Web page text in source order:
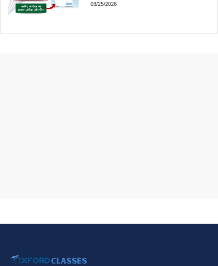
03/25/2026